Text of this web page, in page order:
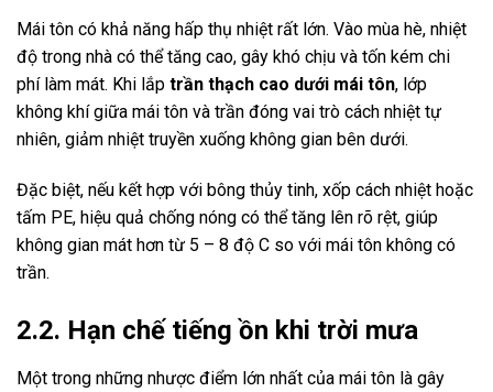
Mái tôn có khả năng hấp thụ nhiệt rất lớn. Vào mùa hè, nhiệt
độ trong nhà có thể tăng cao, gây khó chịu và tốn kém chi
phí làm mát. Khi lắp trần thạch cao dưới mái tôn, lớp
không khí giữa mái tôn và trần đóng vai trò cách nhiệt tự
nhiên, giảm nhiệt truyền xuống không gian bên dưới.
Đặc biệt, nếu kết hợp với bông thủy tinh, xốp cách nhiệt hoặc
tấm PE, hiệu quả chống nóng có thể tăng lên rõ rệt, giúp
không gian mát hơn từ 5 – 8 độ C so với mái tôn không có
trần.
2.2. Hạn chế tiếng ồn khi trời mưa
Một trong những nhược điểm lớn nhất của mái tôn là gây